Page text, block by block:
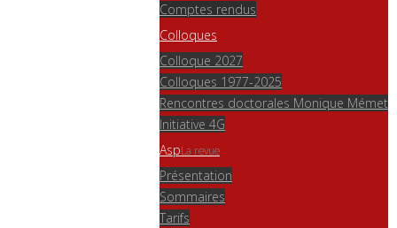
Comptes rendus
Colloques
Colloque 2027
Colloques 1977-2025
Rencontres doctorales Monique Mémet
Initiative 4G
AspLa revue
Présentation
Sommaires
Tarifs